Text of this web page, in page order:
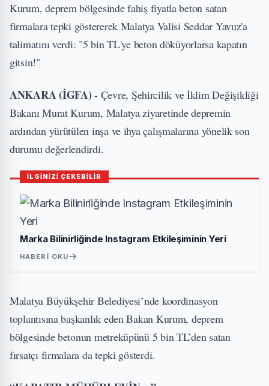
Kurum, deprem bölgesinde fahiş fiyatla beton satan
firmalara tepki göstererek Malatya Valisi Seddar Yavuz'a
talimatını verdi: "5 bin TL'ye beton döküyorlarsa kapatın
gitsin!"
ANKARA (İGFA) - Çevre, Şehircilik ve İklim Değişikliği
Bakanı Murat Kurum, Malatya ziyaretinde depremin
ardından yürütülen inşa ve ihya çalışmalarına yönelik son
durumu değerlendirdi.
İLGİNİZİ ÇEKEBİLİR
Marka Bilinirliğinde Instagram Etkileşiminin Yeri
HABERI OKU
Malatya Büyükşehir Belediyesi’nde koordinasyon
toplantısına başkanlık eden Bakan Kurum, deprem
bölgesinde betonun metreküpünü 5 bin TL’den satan
fırsatçı firmalara da tepki gösterdi.